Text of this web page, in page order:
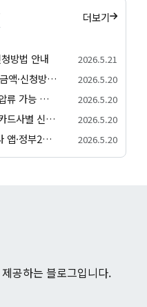
더보기
방법 안내 2026.5.21
2026 보일러 교체 지원금 - 대상·금액·신청방법 안내 2026.5.20
고유가 피해지원금 압류 — 채권 압류 가능 여부와 보호 절차 안내 2026.5.20
고유가 피해지원금 카드 신청 — 카드사별 신청 방법과 발급 절차 안내 2026.5.20
고유가 피해지원금 잔액 — 카드사 앱·정부24·앱별 잔액 조회 방법 2026.5.20
공하는 블로그입니다.